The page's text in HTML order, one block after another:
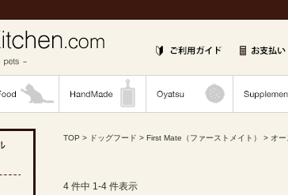
TOP > ドッグフード > First Mate（ファーストメイト） > オー
4 件中 1-4 件表示